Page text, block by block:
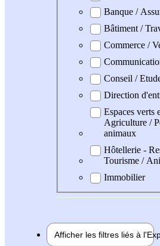
Banque /
Bâtiment /
Commerce /
Conseil /
Direction
Espaces verts
Agriculture /
animaux
Hôtellerie -
Tourisme /
Immobilier
Afficher les filtres liés à l'